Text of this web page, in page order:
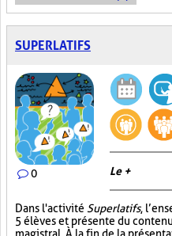
SUPERLATIFS
0 Le +
Dans l'activité Superlatifs,
5 élèves et présente du